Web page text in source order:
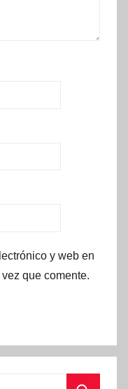
y web en
que comente.